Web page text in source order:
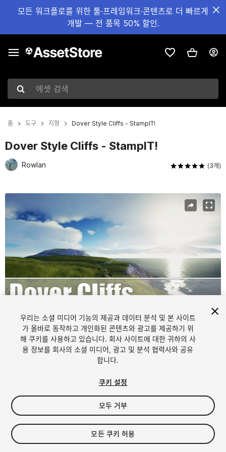
모든 워크플로를 위한 툴·프레임워크·콘텐츠로 더 빠르게
개발 — 전 품목 50% 할인.
에셋 검색
홈 도구 지형 Dover Style Cliffs - StampIT!
Dover Style Cliffs - StampIT!
Rowlan (3개)
1/18
$9.99
Seat
우리는 소셜 미디어 기능의 제공과 데이터 분석 및 본 사이트
가 올바로 동작하고 개인화된 콘텐츠와 광고를 제공하기 위
해 쿠키를 사용하고 있습니다. 회사 사이트에 대한 귀하의 사
용 정보를 회사의 소셜 미디어, 광고 및 분석 협력사와 공유
합니다.
쿠키 설정
모두 거부
모든 쿠키 허용